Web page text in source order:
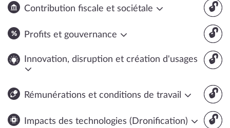
🔓
Contribution fiscale et sociétale
🔓
Profits et gouvernance
🔓
Innovation, disruption et création d'usages
🔓
Rémunérations et conditions de travail
🔓
Impacts des technologies (Dronification)